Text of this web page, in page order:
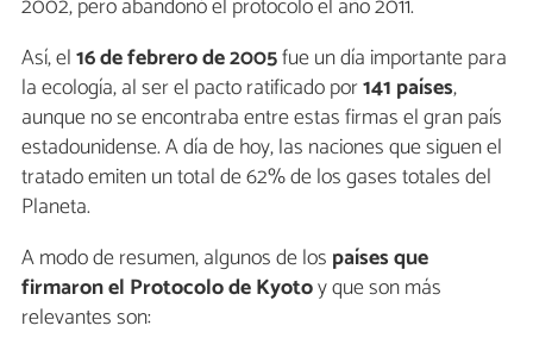
2002, pero abandonó el protocolo el año 2011.
Así, el16 de febrero de 2005fue un día importante para
la ecología, al ser el pacto ratificado por141 países,
aunque no se encontraba entre estas firmas el gran país
estadounidense. A día de hoy, las naciones que siguen el
tratado emiten un total de 62% de los gases totales del
Planeta.
A modo de resumen, algunos de los países que
firmaron el Protocolo de Kyotoy que son más
relevantes son: